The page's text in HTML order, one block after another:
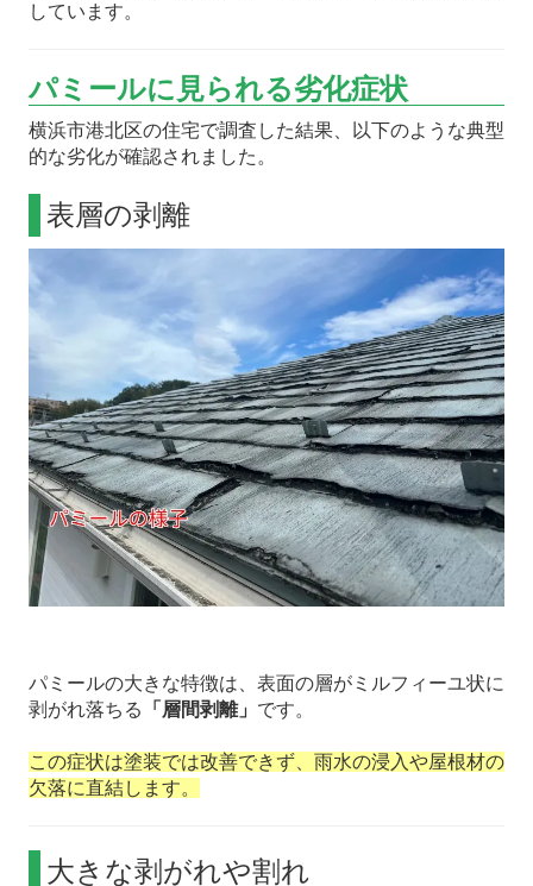
しています。
パミールに見られる劣化症状
横浜市港北区の住宅で調査した結果、以下のような典型
的な劣化が確認されました。
表層の剥離
パミールの大きな特徴は、表面の層がミルフィーユ状に
剥がれ落ちる
「層間剥離」 です。
この症状は塗装では改善できず、雨水の浸入や屋根材の
欠落に直結します。
大きな剥がれや割れ